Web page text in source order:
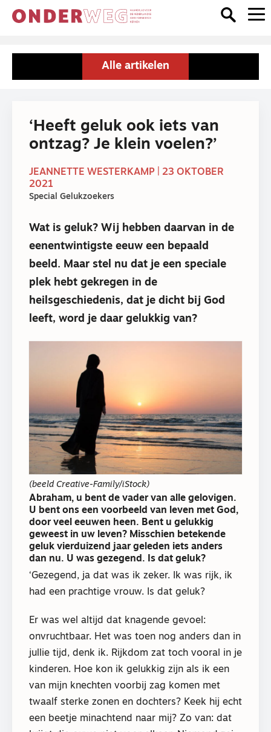
Alle artikelen
‘Heeft geluk ook iets van
ontzag? Je klein voelen?’
JEANNETTE WESTERKAMP | 23 OKTOBER
2021
Special Gelukzoekers
Wat is geluk? Wij hebben daarvan in de
eenentwintigste eeuw een bepaald
beeld. Maar stel nu dat je een speciale
plek hebt gekregen in de
heilsgeschiedenis, dat je dicht bij God
leeft, word je daar gelukkig van?
(beeld Creative-Family/iStock)
Abraham, u bent de vader van alle gelovigen.
U bent ons een voorbeeld van leven met God,
door veel eeuwen heen. Bent u gelukkig
geweest in uw leven? Misschien betekende
geluk vierduizend jaar geleden iets anders
dan nu. U was gezegend. Is dat geluk?
‘Gezegend, ja dat was ik zeker. Ik was rijk, ik
had een prachtige vrouw. Is dat geluk?
Er was wel altijd dat knagende gevoel:
onvruchtbaar. Het was toen nog anders dan in
jullie tijd, denk ik. Rijkdom zat toch vooral in je
kinderen. Hoe kon ik gelukkig zijn als ik een
van mijn knechten voorbij zag komen met
twaalf sterke zonen en dochters? Keek hij echt
een beetje minachtend naar mij? Zo van: dat